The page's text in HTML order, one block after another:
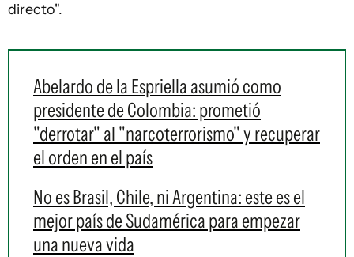
directo".
Abelardo de la Espriella asumió como
presidente de Colombia: prometió
"derrotar" al "narcoterrorismo" y recuperar
el orden en el país
No es Brasil, Chile, ni Argentina: este es el
mejor país de Sudamérica para empezar
una nueva vida